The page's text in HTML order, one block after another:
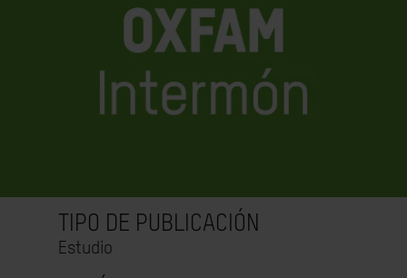
TIPO DE PUBLICACIÓN
Estudio